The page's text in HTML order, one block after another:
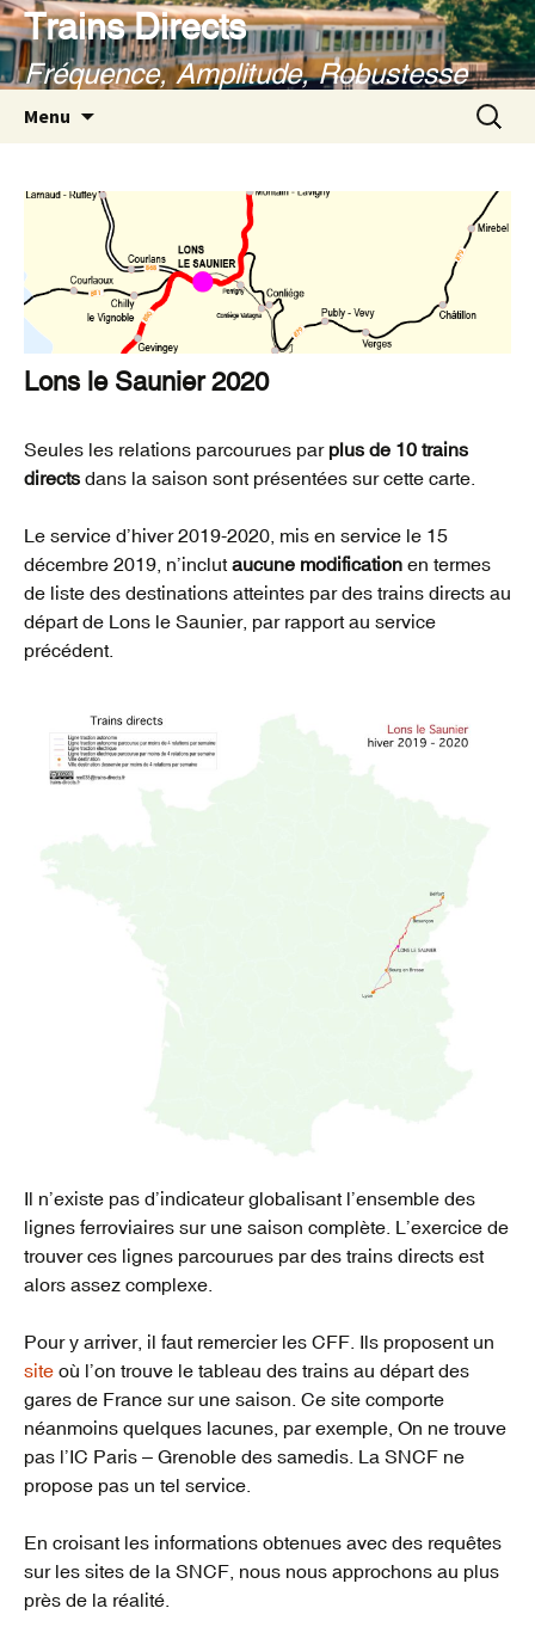
Aller
au
contenu
Trains Directs
Fréquence, Amplitude, Robustesse
Menu
Lons le Saunier 2020
Seules les relations parcourues par plus de 10 trains
directs dans la saison sont présentées sur cette carte.
Le service d’hiver 2019-2020, mis en service le 15
décembre 2019, n’inclutaucune modification en termes
de liste des destinations atteintes par des trains directs au
départ de Lons le Saunier, par rapport au service
précédent.
Il n’existe pas d’indicateur globalisant l’ensemble des
lignes ferroviaires sur une saison complète. L’exercice de
trouver ces lignes parcourues par des trains directs est
alors assez complexe.
Pour y arriver, il faut remercier les CFF. Ils proposent un
site où l’on trouve le tableau des trains au départ des
gares de France sur une saison. Ce site comporte
néanmoins quelques lacunes, par exemple, On ne trouve
pas l’IC Paris – Grenoble des samedis. La SNCF ne
propose pas un tel service.
En croisant les informations obtenues avec des requêtes
sur les sites de la SNCF, nous nous approchons au plus
près de la réalité.